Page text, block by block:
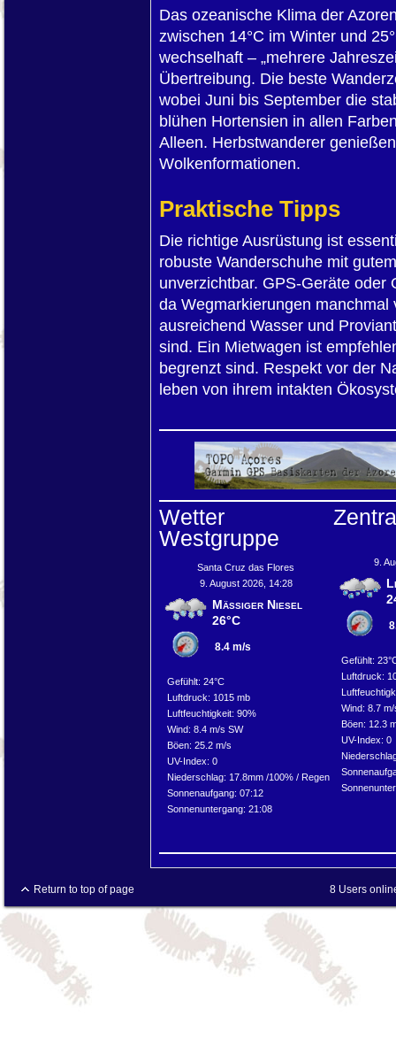
Das ozeanische Klima der
zwischen 14°C im Winter und
wechselhaft – „mehrere
Übertreibung. Die beste
wobei Juni bis September die
blühen Hortensien in allen
Alleen. Herbstwanderer
Wolkenformationen.
Praktische Tipps
Die richtige Ausrüstung ist
robuste Wanderschuhe mit
unverzichtbar. GPS-Geräte oder
da Wegmarkierungen
ausreichend Wasser und
sind. Ein Mietwagen ist
begrenzt sind. Respekt vor der
leben von ihrem intakten
Wetter
Westgruppe
Santa Cruz das Flores
9. August 2026, 14:28
Mäßiger Niesel
26°C
8.4 m/s
Gefühlt: 24°C
Luftdruck: 1015 mb
Luftfeuchtigkeit: 90%
Wind: 8.4 m/s SW
Böen: 25.2 m/s
UV-Index: 0
Niederschlag: 17.8mm /100% / Regen
Sonnenaufgang: 07:12
Sonnenuntergang: 21:08
9.
Gefühlt:
Luftdruck:
Wind: 8.7
Böen: 12.3
UV-Index: 0
Return to top of page 8 Users